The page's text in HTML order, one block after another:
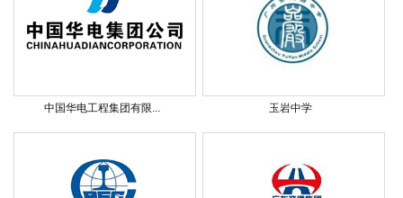
中国华电工程集团有限... 玉岩中学